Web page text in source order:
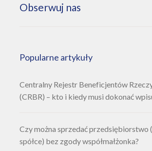
Obserwuj nas
Popularne artykuły
Centralny Rejestr Beneficjentów
(CRBR) – kto i kiedy musi dokonać
Czy można sprzedać przedsiębiorstwo
spółce) bez zgody współmałżonka?